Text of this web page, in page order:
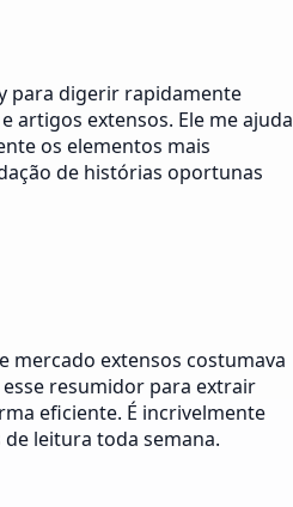
para digerir rapidamente
artigos extensos. Ele me ajuda
os elementos mais
de histórias oportunas
mercado extensos costumava
resumidor para extrair
eficiente. É incrivelmente
leitura toda semana.